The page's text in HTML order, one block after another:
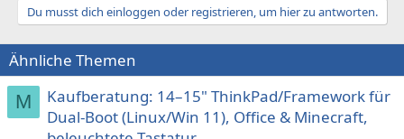
Du musst dich einloggen oder registrieren, um hier zu antworten.
Ähnliche Themen
M
Kaufberatung: 14–15" ThinkPad/Framework für
Dual-Boot (Linux/Win 11), Office & Minecraft,